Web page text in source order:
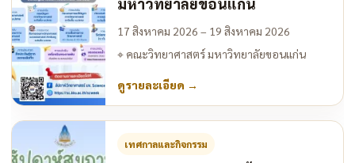
17 สิงหาคม 2026 – 19 สิงหาคม 2026
⌖ คณะวิทยาศาสตร์ มหาวิทยาลัยขอนแก่น
ดูรายละเอียด →
เทศกาลและกิจกรรม